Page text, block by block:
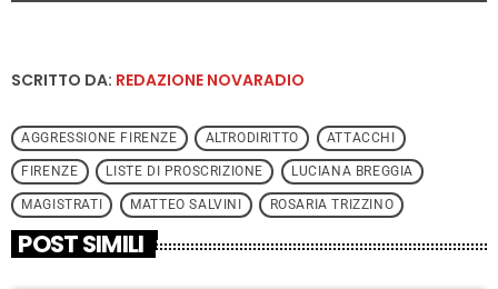
SCRITTO DA: REDAZIONE NOVARADIO
AGGRESSIONE FIRENZE ALTRODIRITTO ATTACCHI
FIRENZE LISTE DI PROSCRIZIONE LUCIANA BREGGIA
MAGISTRATI MATTEO SALVINI ROSARIA TRIZZINO
POST SIMILI